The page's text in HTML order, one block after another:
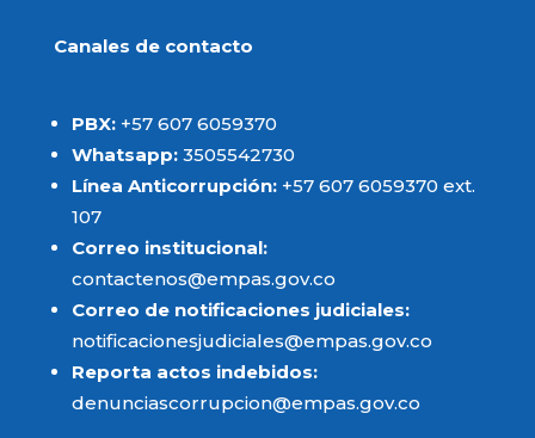
Canales de contacto
PBX:+57 607 6059370
Whatsapp:3505542730
Línea Anticorrupción:+57 607 6059370 ext.
107
Correo institucional:
contactenos@empas.gov.co
Correo de notificaciones judiciales:
notificacionesjudiciales@empas.gov.co
Reporta actos indebidos:
denunciascorrupcion@empas.gov.co